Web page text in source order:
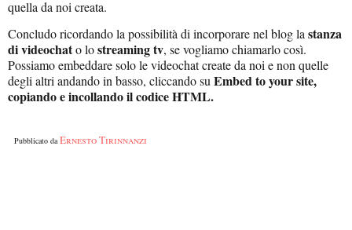
quella da noi creata.
Concludo ricordando la possibilità di incorporare nel blog la stanza
di videochato lostreaming tv, se vogliamo chiamarlo così.
Possiamo embeddare solo le videochat create da noi e non quelle
degli altri andando in basso, cliccando su Embed to your site,
copiando e incollando il codice HTML.
Pubblicato daErnesto Tirinnanzi